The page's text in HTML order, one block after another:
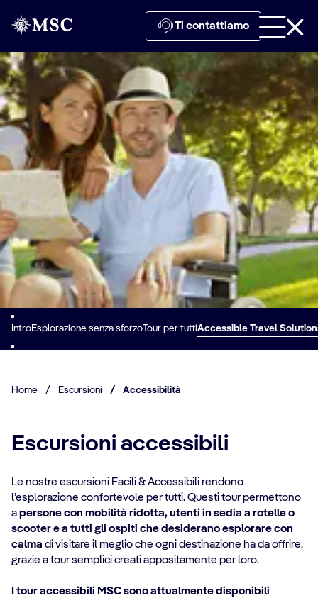
Ti contattiamo
IntroEsplorazione senza sforzoTour per tuttiAccessible Travel
Home / Escursioni / Accessibilità
Escursioni accessibili
Le nostre escursioni Facili & Accessibili rendono
l’esplorazione confortevole per tutti. Questi tour permettono
apersone con mobilità ridotta, utenti in sedia a rotelle o
scooter e a tutti gli ospiti che desiderano esplorare con
calma di visitare il meglio che ogni destinazione ha da offrire,
grazie a tour semplici creati appositamente per loro.
I tour accessibili MSC sono attualmente disponibili